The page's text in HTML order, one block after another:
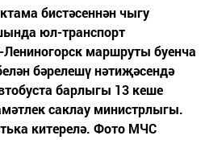
бистәсеннән чыгу
юл-транспорт
маршруты буенча
бәрелешү нәтиҗәсендә
барлыгы 13 кеше
саклау министрлыгы.
китерелә. Фото МЧС